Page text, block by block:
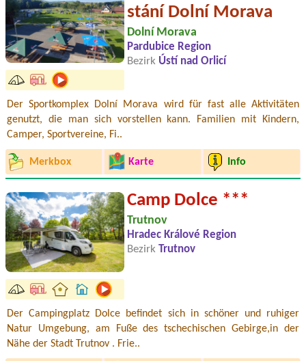
stání Dolní Morava
Dolní Morava
Pardubice Region
Bezirk Ústí nad Orlicí
Der Sportkomplex Dolní Morava wird für fast alle Aktivitäten
genutzt, die man sich vorstellen kann. Familien mit Kindern,
Camper, Sportvereine, Fi..
Merkbox Karte Info
Camp Dolce ***
Trutnov
Hradec Králové Region
Bezirk
Trutnov
Der Campingplatz Dolce befindet sich in schöner und ruhiger
Natur Umgebung, am Fuße des tschechischen Gebirge,in der
Nähe der Stadt Trutnov . Frie..